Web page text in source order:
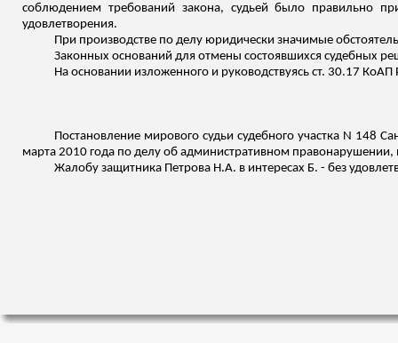
соблюдением требований закона, судьей было правильно
удовлетворения.
При производстве по делу юридически значимые
Законных оснований для отмены состоявшихся судебных
На основании изложенного и руководствуясь ст. 30.17 КоАП
Постановление мирового судьи судебного участка N 148
марта 2010 года по делу об административном
Жалобу защитника Петрова Н.А. в интересах Б. - без